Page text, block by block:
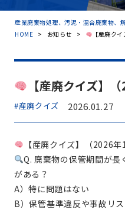
産業廃棄物処理、汚泥・混合廃棄物、
HOME > お知らせ > 【産廃ク
【産廃クイズ】
#産廃クイズ 2026.01.27
【産廃クイズ】（2026年
Q. 廃棄物の保管期間が長
がある？
A）特に問題はない
B）保管基準違反や事故リス